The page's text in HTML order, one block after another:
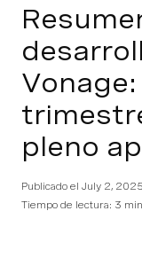
pleno
Publicado el July 2, 2025
Tiempo de lectura: 3